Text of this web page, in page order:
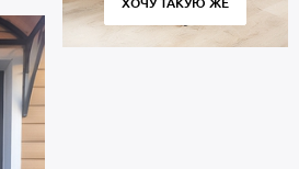
ХОЧУ ТАКУЮ ЖЕ